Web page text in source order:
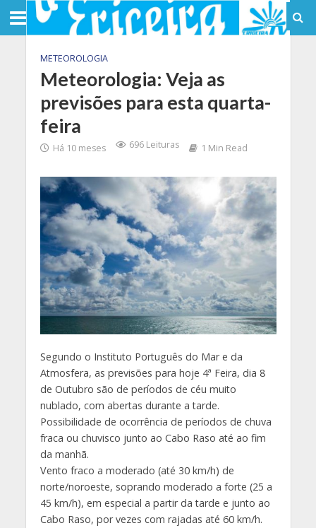
METEOROLOGIA
Meteorologia: Veja as
previsões para esta quarta-
feira
Há 10 meses 696 Leituras 1 Min Read
Segundo o Instituto Português do Mar e da
Atmosfera, as previsões para hoje 4ª Feira, dia 8
de Outubro são de períodos de céu muito
nublado, com abertas durante a tarde.
Possibilidade de ocorrência de períodos de chuva
fraca ou chuvisco junto ao Cabo Raso até ao fim
da manhã.
Vento fraco a moderado (até 30 km/h) de
norte/noroeste, soprando moderado a forte (25 a
45 km/h), em especial a partir da tarde e junto ao
Cabo Raso, por vezes com rajadas até 60 km/h.